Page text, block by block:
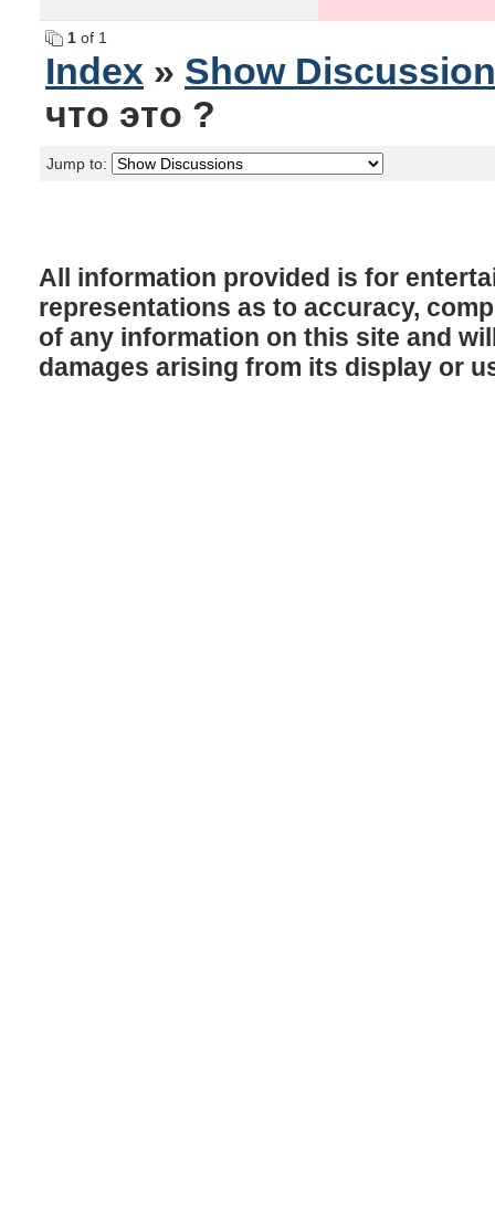
1 of 1
Index » Show
что это ?
Jump to:
All information provided is for
representations as to accuracy,
of any information on this site and
damages arising from its display or